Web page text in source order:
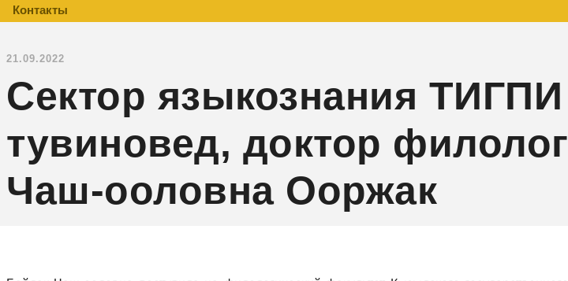
Контакты
21.09.2022
Сектор языкознания
тувиновед, доктор
Чаш-ооловна Ооржак